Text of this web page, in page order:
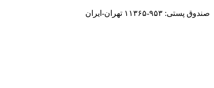
صندوق پستی: ۹۵۳-۱۱۳۶۵ تهران-ایران